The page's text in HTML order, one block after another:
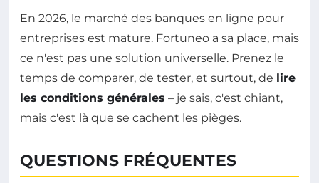
En 2026, le marché des banques en ligne pour
entreprises est mature. Fortuneo a sa place, mais
ce n'est pas une solution universelle. Prenez le
temps de comparer, de tester, et surtout, de lire
les conditions générales – je sais, c'est chiant,
mais c'est là que se cachent les pièges.
QUESTIONS FRÉQUENTES